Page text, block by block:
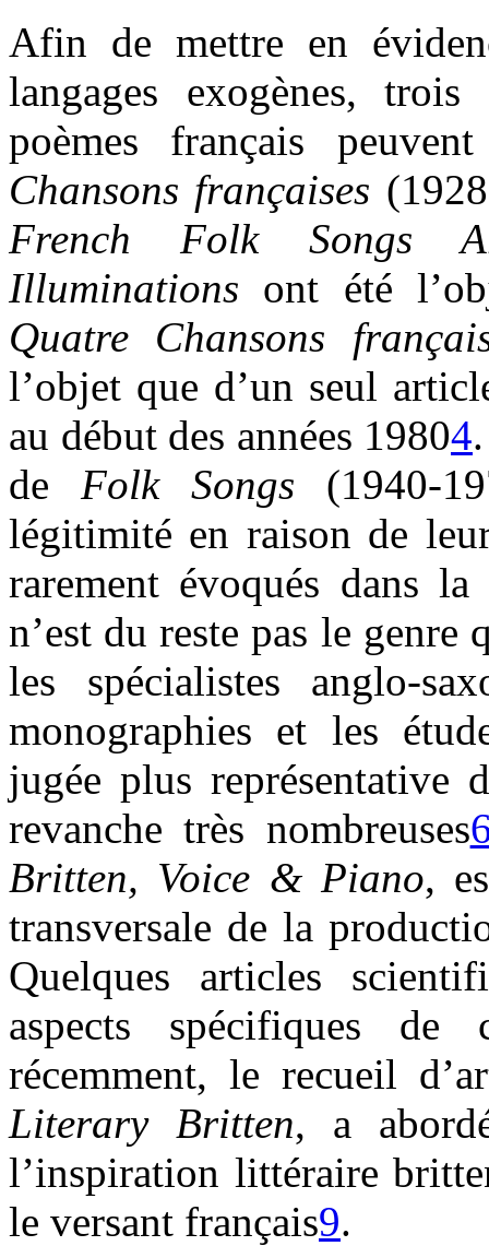
Afin de mettre en
langages exogènes,
poèmes français
Chansons françaises
French Folk Songs
Illuminations ont été
Quatre Chansons f
l’objet que d’un seul
au début des années 19804
de Folk Songs (1940-
légitimité en raison de
rarement évoqués dans
n’est du reste pas le
les spécialistes anglo-
monographies et les
jugée plus représentative
revanche très nombreuses
Britten, Voice & Piano,
transversale de la
Quelques articles
aspects spécifiques de
récemment, le recueil
Literary Britten, a
l’inspiration littéraire
le versant français9.